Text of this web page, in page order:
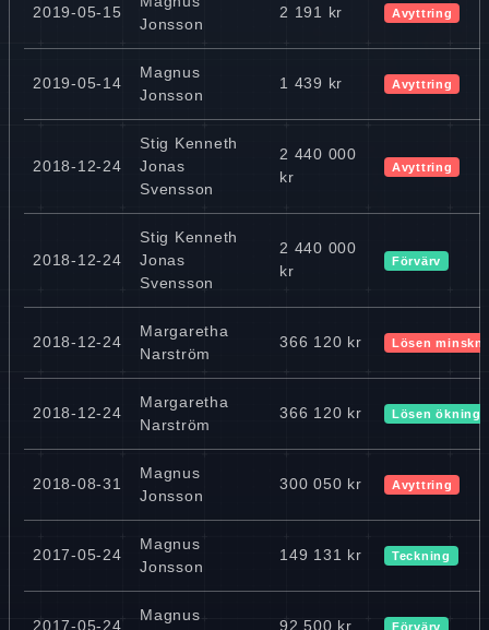
2019-05-15
Jonsson
2 191 kr Avyttring
2019-05-14
Magnus
Jonsson
1 439 kr Avyttring
2018-12-24
Stig Kenneth
Jonas
Svensson
2 440 000
kr
Avyttring
2018-12-24
Stig Kenneth
Jonas
Svensson
2 440 000
kr
Förvärv
2018-12-24
Margaretha
Narström
366 120 kr Lösen
2018-12-24
Margaretha
Narström
366 120 kr Lösen ökning
2018-08-31
Magnus
Jonsson
300 050 kr Avyttring
2017-05-24
Magnus
Jonsson
149 131 kr Teckning
2017-05-24
Magnus
92 500 kr Förvärv